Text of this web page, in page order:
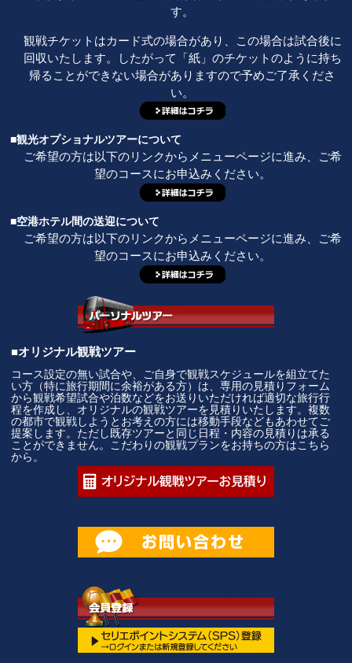
す。
観戦チケットはカード式の場合があり、この場合は試合後に
回収いたします。したがって「紙」のチケットのように持ち
帰ることができない場合がありますので予めご了承くださ
い。
■観光オプショナルツアーについて
ご希望の方は以下のリンクからメニューページに進み、ご希
望のコースにお申込みください。
■空港ホテル間の送迎について
ご希望の方は以下のリンクからメニューページに進み、ご希
望のコースにお申込みください。
■オリジナル観戦ツアー
コース設定の無い試合や、ご自身で観戦スケジュールを組立てた
い方（特に旅行期間に余裕がある方）は、専用の見積りフォーム
から観戦希望試合や泊数などをお送りいただければ適切な旅行行
程を作成し、オリジナルの観戦ツアーを見積りいたします。複数
の都市で観戦しようとお考えの方には移動手段などもあわせてご
提案します。ただし既存ツアーと同じ日程・内容の見積りは承る
ことができません。こだわりの観戦プランをお持ちの方はこちら
から。